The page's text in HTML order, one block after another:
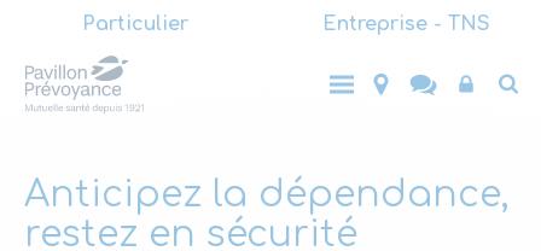
contenu
principal
Particulier Entreprise - TNS
Main
ParticulierEntreprise
- TNS
Top
Anticipez la dépendance,
restez en sécurité